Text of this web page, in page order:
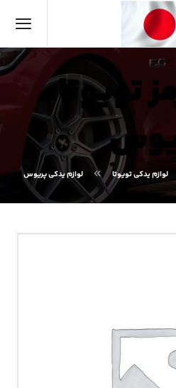
تویوتا
لوازم یدکی تویوتا لوازم یدکی پریوس